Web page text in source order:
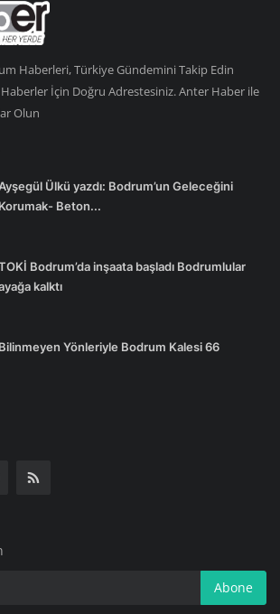
Haberleri, Türkiye Gündemini Takip Edin
Haberler İçin Doğru Adrestesiniz. Anter Haber ile
Olun
Ülkü yazdı: Bodrum’un Geleceğini
Korumak- Beton...
Bodrum’da inşaata başladı Bodrumlular
kalktı
Bilinmeyen Yönleriyle Bodrum Kalesi 66
Abone